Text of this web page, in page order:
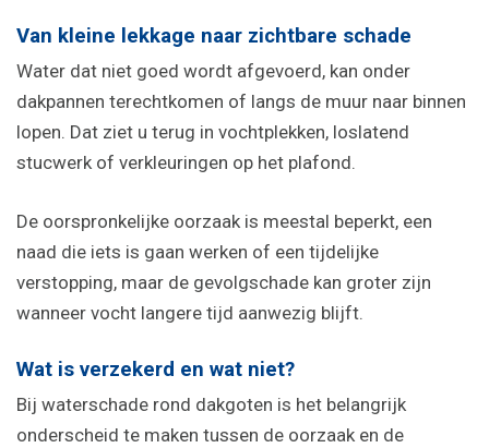
Van kleine lekkage naar zichtbare schade
Water dat niet goed wordt afgevoerd, kan onder
dakpannen terechtkomen of langs de muur naar binnen
lopen. Dat ziet u terug in vochtplekken, loslatend
stucwerk of verkleuringen op het plafond.
De oorspronkelijke oorzaak is meestal beperkt, een
naad die iets is gaan werken of een tijdelijke
verstopping, maar de gevolgschade kan groter zijn
wanneer vocht langere tijd aanwezig blijft.
Wat is verzekerd en wat niet?
Bij waterschade rond dakgoten is het belangrijk
onderscheid te maken tussen de oorzaak en de